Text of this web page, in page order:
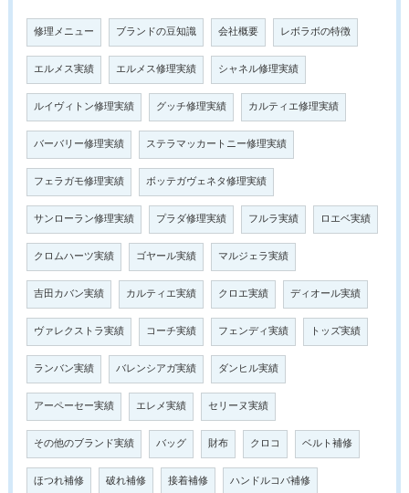
修理メニュー ブランドの豆知識 会社概要 レボラボの特徴
エルメス実績 エルメス修理実績 シャネル修理実績
ルイヴィトン修理実績 グッチ修理実績 カルティエ修理実績
バーバリー修理実績 ステラマッカートニー修理実績
フェラガモ修理実績 ボッテガヴェネタ修理実績
サンローラン修理実績 プラダ修理実績 フルラ実績 ロエベ実績
クロムハーツ実績 ゴヤール実績 マルジェラ実績
吉田カバン実績 カルティエ実績 クロエ実績 ディオール実績
ヴァレクストラ実績 コーチ実績 フェンディ実績 トッズ実績
ランバン実績 バレンシアガ実績 ダンヒル実績
アーペーセー実績 エレメ実績 セリーヌ実績
その他のブランド実績 バッグ 財布 クロコ ベルト補修
ほつれ補修 破れ補修 接着補修 ハンドルコバ補修